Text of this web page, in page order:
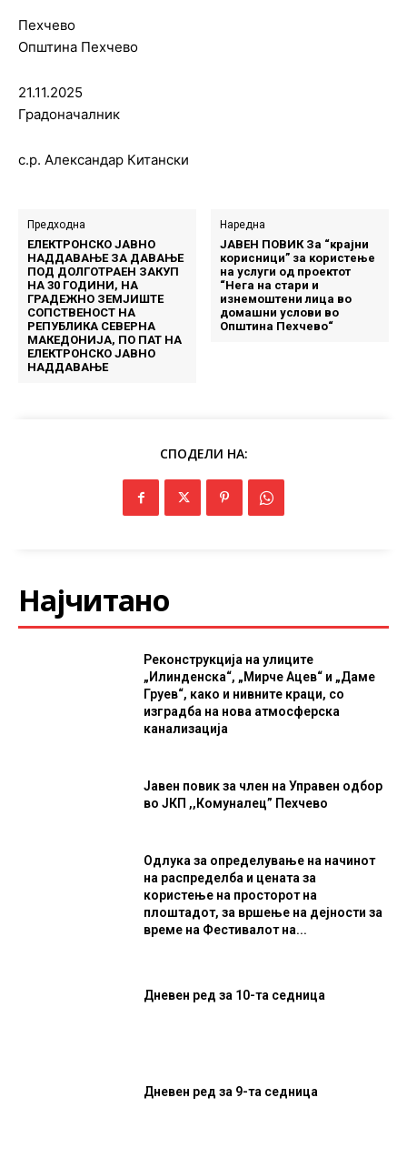
Пехчево
Општина Пехчево
21.11.2025
Градоначалник
с.р. Александар Китански
Предходна
ЕЛЕКТРОНСКО ЈАВНО
НАДДАВАЊЕ ЗА ДАВАЊЕ
ПОД ДОЛГОТРАЕН ЗАКУП
НА 30 ГОДИНИ, НА
ГРАДЕЖНО ЗЕМЈИШТЕ
СОПСТВЕНОСТ НА
РЕПУБЛИКА СЕВЕРНА
МАКЕДОНИЈА, ПО ПАТ НА
ЕЛЕКТРОНСКО ЈАВНО
НАДДАВАЊЕ
Наредна
JABEН ПОВИК За “крајни
корисници” за користење
на услуги од проектот
“Нега на стари и
изнемоштени лица во
домашни услови во
Општина Пехчево“
СПОДЕЛИ НА:
Најчитано
Реконструкција на улиците
„Илинденска“, „Мирче Ацев“ и „Даме
Груев“, како и нивните краци, со
изградба на нова атмосферска
канализација
Јавен повик за член на Управен одбор
во ЈКП ,,Комуналец” Пехчево
Одлука за определување на начинот
на распределба и цената за
користење на просторот на
плоштадот, за вршење на дејности за
време на Фестивалот на...
Дневен ред за 10-та седница
Дневен ред за 9-та седница